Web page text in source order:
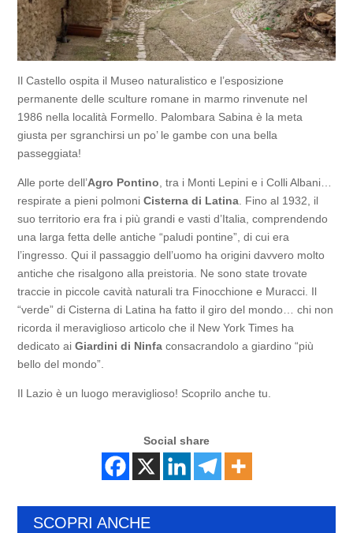
Il Castello ospita il Museo naturalistico e l’esposizione
permanente delle sculture romane in marmo rinvenute nel
1986 nella località Formello. Palombara Sabina è la meta
giusta per sgranchirsi un po’ le gambe con una bella
passeggiata!
Alle porte dell’Agro Pontino, tra i Monti Lepini e i Colli Albani…
respirate a pieni polmoniCisterna di Latina. Fino al 1932, il
suo territorio era fra i più grandi e vasti d’Italia, comprendendo
una larga fetta delle antiche “paludi pontine”, di cui era
l’ingresso. Qui il passaggio dell’uomo ha origini davvero molto
antiche che risalgono alla preistoria. Ne sono state trovate
traccie in piccole cavità naturali tra Finocchione e Muracci. Il
“verde” di Cisterna di Latina ha fatto il giro del mondo… chi non
ricorda il meraviglioso articolo che il New York Times ha
dedicato aiGiardini di Ninfa consacrandolo a giardino “più
bello del mondo”.
Il Lazio è un luogo meraviglioso! Scoprilo anche tu.
Social share
SCOPRI ANCHE